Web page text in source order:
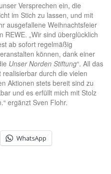
Versprechen ein, die
im Stich zu lassen, und mit
ausgefallene Weihnachtsfeier
REWE. „Wir sind überglücklich
ab sofort regelmäßig
können, dank einer
Unser Norden Stiftung“. All das
durch die vielen
Aktionen stets bereit sind zu
und es erfüllt mich mit Stolz
ergänzt Sven Flohr.
WhatsApp